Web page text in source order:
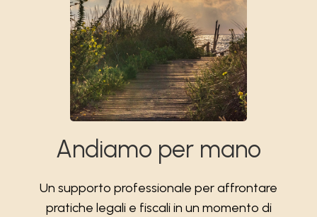
Andiamo per mano
Un supporto professionale per affrontare
pratiche legali e fiscali in un momento di